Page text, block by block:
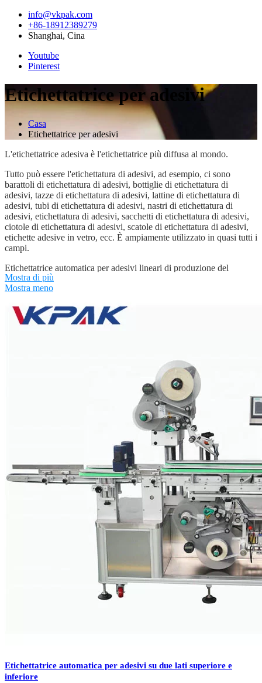
info@vkpak.com
+86-18912389279
Shanghai, Cina
Youtube
Pinterest
Etichettatrice per adesivi
Casa
Etichettatrice per adesivi
L'etichettatrice adesiva è l'etichettatrice più diffusa al mondo.
Tutto può essere l'etichettatura di adesivi, ad esempio, ci sono
barattoli di etichettatura di adesivi, bottiglie di etichettatura di
adesivi, tazze di etichettatura di adesivi, lattine di etichettatura di
adesivi, tubi di etichettatura di adesivi, nastri di etichettatura di
adesivi, etichettatura di adesivi, sacchetti di etichettatura di adesivi,
ciotole di etichettatura di adesivi, scatole di etichettatura di adesivi,
etichette adesive in vetro, ecc. È ampiamente utilizzato in quasi tutti i
campi.
Etichettatrice automatica per adesivi lineari di produzione del
marchio VKPAK, etichettatrice per adesivi rotanti. L'etichettatrice
per adesivi VKPAK è dotata di sistemi di controllo PLC, sistema di
posizionamento delle etichette con correzione automatica, sistema di
separazione automatica della distanza delle bottiglie. Offriamo ai
sull'avvolgimento dell'etichetta, promettiamo al cliente
un'applicazione di etichettatura stabile e precisa tramite la nostra
Applicabile alle etichette adesive sulla superficie periferica delle
bottiglie rotonde, etichetta singola e doppia etichetta entrambe
Lo spazio tra le etichette anteriore e posteriore può essere regolato in
modo flessibile. Questa etichettatrice adesiva per bottiglie a doppia
testa è ampiamente utilizzata nei cosmetici, negli alimenti, nell'acqua
e in altri settori.
Il dispositivo di rilevamento del posizionamento periferico opzionale
può realizzare l'etichettatura nella posizione specificata sulla
La stampante a nastro opzionale e la stampante a getto d'inchiostro
possono essere utilizzate per stampare la data di produzione e le
informazioni sul numero di lotto sull'etichetta, per realizzare
l'integrazione dell'etichettatura e della stampa a getto d'inchiostro.
Mostra di più
Mostra meno
Etichettatrice automatica per adesivi su due lati superiore e
inferiore